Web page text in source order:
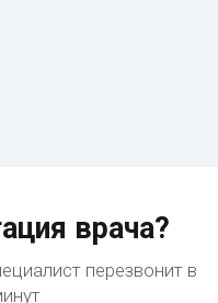
врача?
перезвонит в